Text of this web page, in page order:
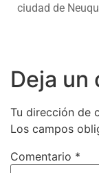
ciudad de
Deja un
Tu dirección de
Los campos
Comentario *